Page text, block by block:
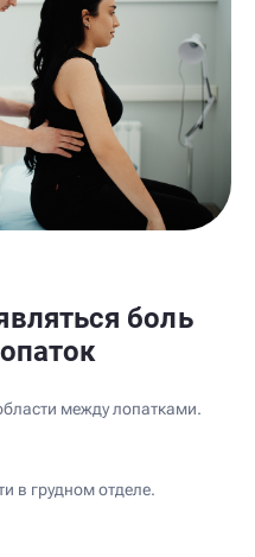
боль
между лопатками.
в грудном отделе.